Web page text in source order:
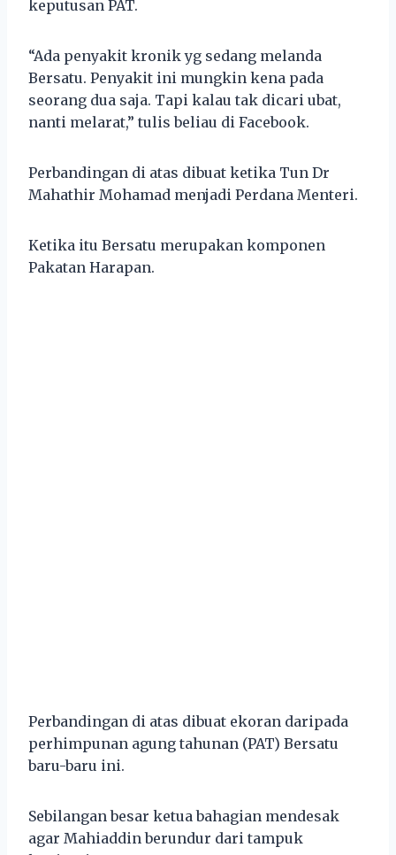
keputusan PAT.
“Ada penyakit kronik yg sedang melanda
Bersatu. Penyakit ini mungkin kena pada
seorang dua saja. Tapi kalau tak dicari ubat,
nanti melarat,” tulis beliau di Facebook.
Perbandingan di atas dibuat ketika Tun Dr
Mahathir Mohamad menjadi Perdana Menteri.
Ketika itu Bersatu merupakan komponen
Pakatan Harapan.
Perbandingan di atas dibuat ekoran daripada
perhimpunan agung tahunan (PAT) Bersatu
baru-baru ini.
Sebilangan besar ketua bahagian mendesak
agar Mahiaddin berundur dari tampuk